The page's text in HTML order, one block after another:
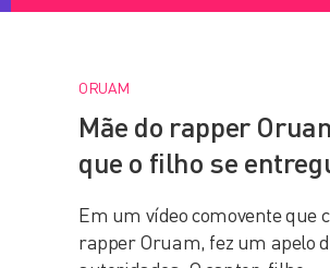
ORUAM
Mãe do rapper
que o filho se
Em um vídeo comovente que
rapper Oruam, fez um apelo